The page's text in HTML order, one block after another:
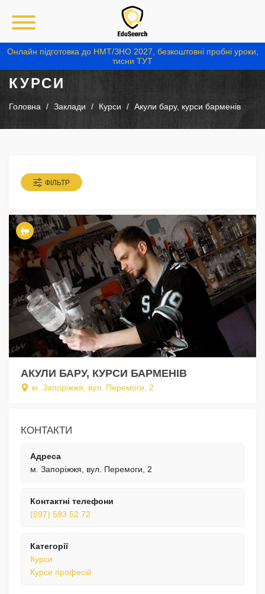
Онлайн підготовка до НМТ/ЗНО 2027, безкоштовні пробні уроки,
тисни ТУТ
КУРСИ
Головна Заклади Курси Акули бару, курси барменів
ФІЛЬТР
АКУЛИ БАРУ, КУРСИ БАРМЕНІВ
м. Запоріжжя, вул. Перемоги, 2
КОНТАКТИ
Адреса
м. Запоріжжя, вул. Перемоги, 2
Контактні телефони
(097) 593 52 72
Категорії
Курси
Курси професій